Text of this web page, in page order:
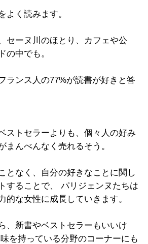
よく読みます。
セーヌ川のほとり、カフェや公
の中でも。
ランス人の77%が読書が好きと答
ストセラーよりも、個々人の好み
まんべんなく売れるそう。
となく、自分の好きなことに関し
することで、 パリジェンヌたちは
的な女性に成長していきます。
、新書やベストセラーもいいけ
を持っている分野のコーナーにも